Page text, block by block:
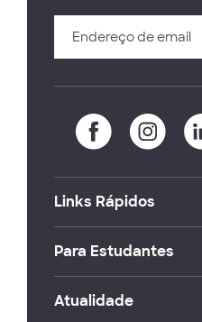
Links Rápidos
Para Estudantes
Atualidade